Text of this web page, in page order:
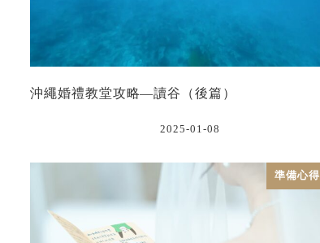
沖繩婚禮教堂攻略—讀谷（後篇）
2025-01-08
準備心